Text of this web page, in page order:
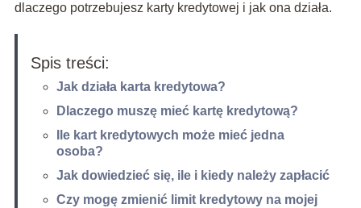
dlaczego potrzebujesz karty kredytowej i jak ona działa.
Spis treści:
Jak działa karta kredytowa?
Dlaczego muszę mieć kartę kredytową?
Ile kart kredytowych może mieć jedna
osoba?
Jak dowiedzieć się, ile i kiedy należy zapłacić
Czy mogę zmienić limit kredytowy na mojej